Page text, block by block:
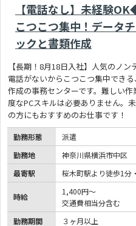
【電話なし】未経験
こつこつ集中！データ
ックと書類作成
【長期！8月18日入社】人気のノン
電話がないからこつこつ集中でき
作成の事務センターです。難しい作
度なPCスキルは必要ありません。
の方にもおすすめのお仕事です！
勤務形態
派遣
勤務地
神奈川県横浜市中区
最寄駅
桜木町駅より徒歩1分
時給
1,400円～
交通費相当分含む
勤務期間
３ヶ月以上